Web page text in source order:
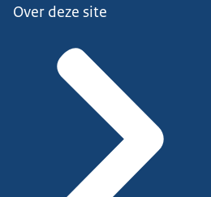
Over deze site